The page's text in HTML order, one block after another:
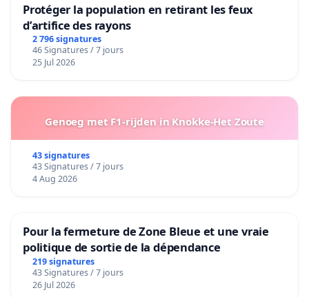
Protéger la population en retirant les feux
d’artifice des rayons
2 796 signatures
46 Signatures / 7 jours
25 Jul 2026
Genoeg met F1-rijden in Knokke-Het Zoute
43 signatures
43 Signatures / 7 jours
4 Aug 2026
Pour la fermeture de Zone Bleue et une vraie
politique de sortie de la dépendance
219 signatures
43 Signatures / 7 jours
26 Jul 2026